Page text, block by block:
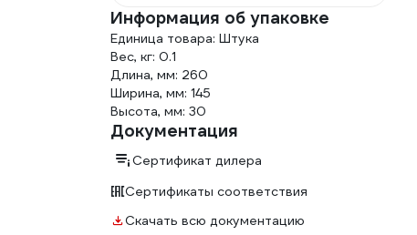
Информация об упаковке
Единица товара: Штука
Вес, кг: 0.1
Длина, мм: 260
Ширина, мм: 145
Высота, мм: 30
Документация
Сертификат дилера
Сертификаты соответствия
Скачать всю документацию